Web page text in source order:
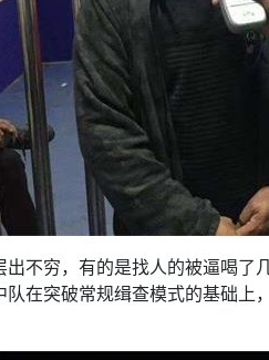
不穷，有的是找人的被逼喝
在突破常规缉查模式的基础上